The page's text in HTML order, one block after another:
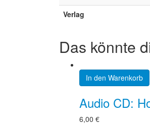
Verlag
Das könnte
In den Warenkorb
Audio CD:
6,00 €